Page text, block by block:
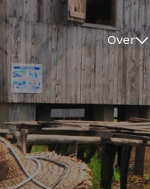
Over